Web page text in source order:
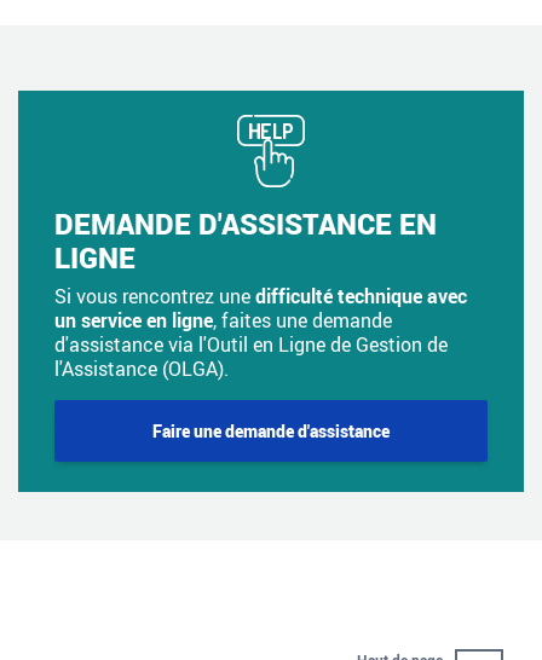
DEMANDE D'ASSISTANCE EN
LIGNE
Si vous rencontrez unedifficulté technique avec
un service en ligne, faites une demande
d'assistance via l'Outil en Ligne de Gestion de
l'Assistance (OLGA).
Faire une demande d'assistance